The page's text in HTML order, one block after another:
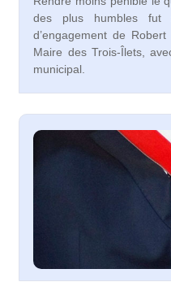
des plus humbles fut
d’engagement de
Maire des Trois-Îlets,
municipal.